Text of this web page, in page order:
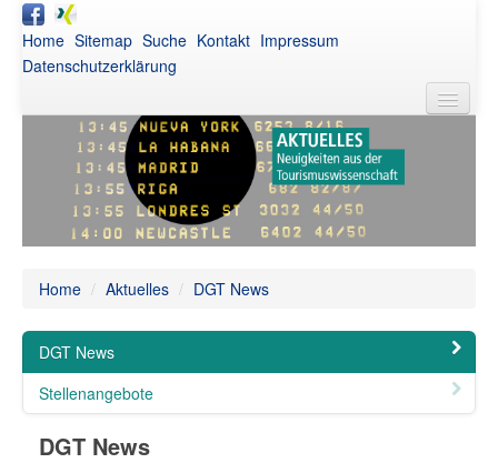
Home Sitemap Suche Kontakt Impressum
Datenschutzerklärung
DGT
Aktuelles
Awards
Home / Aktuelles / DGT News
DGT News
Stellenangebote
DGT News